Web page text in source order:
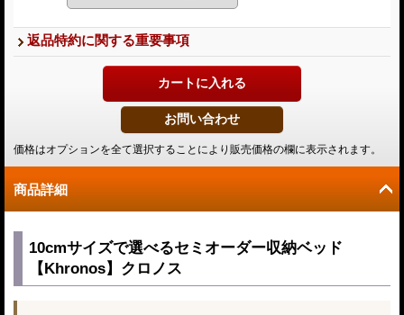
返品特約に関する重要事項
価格はオプションを全て選択することにより販売価格の欄に表示されます。
商品詳細
10cmサイズで選べるセミオーダー収納ベッド
【Khronos】クロノス